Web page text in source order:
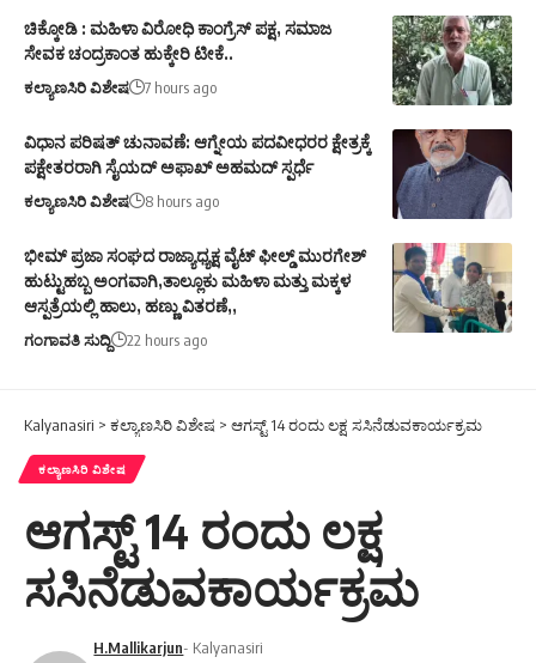
ಚಿಕ್ಕೋಡಿ : ಮಹಿಳಾ ವಿರೋಧಿ ಕಾಂಗ್ರೆಸ್ ಪಕ್ಷ, ಸಮಾಜ
ಸೇವಕ ಚಂದ್ರಕಾಂತ ಹುಕ್ಕೇರಿ ಟೀಕೆ..
ಕಲ್ಯಾಣಸಿರಿ ವಿಶೇಷ 7 hours ago
ವಿಧಾನ ಪರಿಷತ್ ಚುನಾವಣೆ: ಆಗ್ನೇಯ ಪದವೀಧರರ ಕ್ಷೇತ್ರಕ್ಕೆ
ಪಕ್ಷೇತರರಾಗಿ ಸೈಯದ್ ಅಫಾಖ್ ಅಹಮದ್ ಸ್ಪರ್ಧೆ
ಕಲ್ಯಾಣಸಿರಿ ವಿಶೇಷ 8 hours ago
ಭೀಮ್ ಪ್ರಜಾ ಸಂಘದ ರಾಜ್ಯಾಧ್ಯಕ್ಷ ವೈಟ್ ಫೀಲ್ಡ್ ಮುರಗೇಶ್
ಹುಟ್ಟುಹಬ್ಬ ಅಂಗವಾಗಿ,ತಾಲ್ಲೂಕು ಮಹಿಳಾ ಮತ್ತು ಮಕ್ಕಳ
ಆಸ್ಪತ್ರೆಯಲ್ಲಿ ಹಾಲು, ಹಣ್ಣು ವಿತರಣೆ,,
ಗಂಗಾವತಿ ಸುದ್ದಿ 22 hours ago
Kalyanasiri > ಕಲ್ಯಾಣಸಿರಿ ವಿಶೇಷ > ಆಗಸ್ಟ್ 14 ರಂದು ಲಕ್ಷ ಸಸಿನೆಡುವಕಾರ್ಯಕ್ರಮ
ಕಲ್ಯಾಣಸಿರಿ ವಿಶೇಷ
ಆಗಸ್ಟ್ 14 ರಂದು ಲಕ್ಷ
ಸಸಿನೆಡುವಕಾರ್ಯಕ್ರಮ
H.Mallikarjun- Kalyanasiri